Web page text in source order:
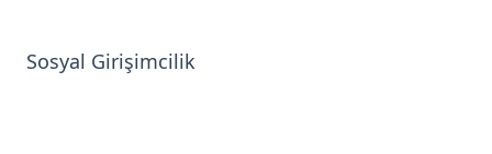
Sosyal Girişimcilik